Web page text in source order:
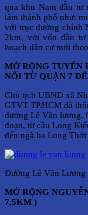
qua khu Nam đầu tư
tâm thành phố như:
với trục đường chính
2km, với vốn đầu
hoạch dân cư mới
MỞ RỘNG TUYẾN
NỐI TỪ QUẬN 7
Chủ tịch UBND xã
GTVT TP.HCM đã
đường Lê Văn lương.
đoạn, từ cầu Long
đến ngã ba Long
Đường Lê Văn Lương
MỞ RỘNG
7,5KM )